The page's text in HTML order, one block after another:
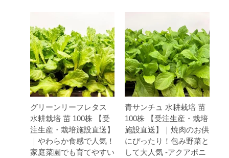
グリーンリーフレタス
水耕栽培 苗 100株 【受
注生産・栽培施設直送】
｜やわらか食感で人気！
家庭菜園でも育てやすい
青サンチュ 水耕栽培 苗
100株 【受注生産・栽培
施設直送】｜焼肉のお供
にぴったり！包み野菜と
して大人気 -アクアポニ